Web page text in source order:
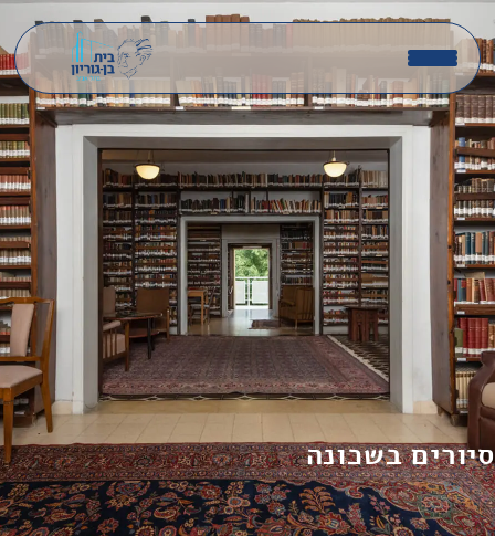
סיורים בשכונה